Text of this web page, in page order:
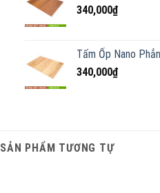
340,000₫
Tấm Ốp Nano
340,000₫
SẢN PHẨM TƯƠNG TỰ